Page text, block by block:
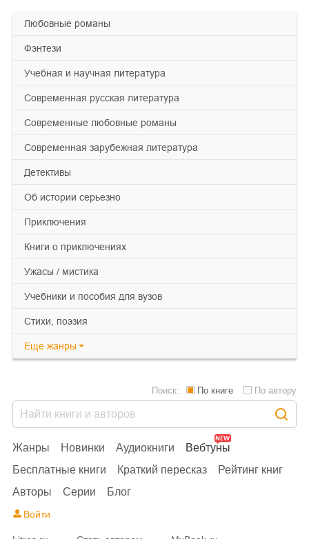
любовные романы
фэнтези
учебная и научная литература
современная русская литература
современные любовные романы
современная зарубежная литература
детективы
об истории серьезно
приключения
книги о приключениях
ужасы / мистика
учебники и пособия для вузов
cтихи, поэзия
Еще жанры
Жанры Новинки Аудиокниги
Вебтуны
Бесплатные книги
Краткий пересказ
Рейтинг книг
Авторы
Серии Блог
Поиск: По книге По автору
Войти